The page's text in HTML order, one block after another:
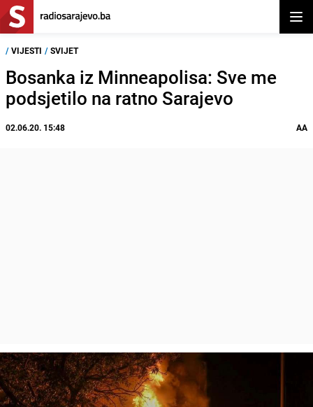
/ VIJESTI / SVIJET
Bosanka iz Minneapolisa: Sve me
podsjetilo na ratno Sarajevo
02.06.20. 15:48 AA